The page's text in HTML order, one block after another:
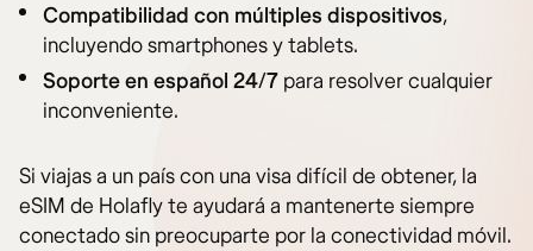
Compatibilidad con múltiples dispositivos,
incluyendo smartphones y tablets.
Soporte en español 24/7 para resolver cualquier
inconveniente.
Si viajas a un país con una visa difícil de obtener, la
eSIM de Holafly te ayudará a mantenerte siempre
conectado sin preocuparte por la conectividad móvil.